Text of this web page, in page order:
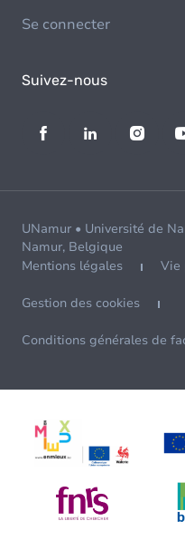
Se connecter
Suivez-nous
UNamur • Université de
Namur, Belgique
Mentions légales
Vie
Gestion des cookies
Conditions générales de